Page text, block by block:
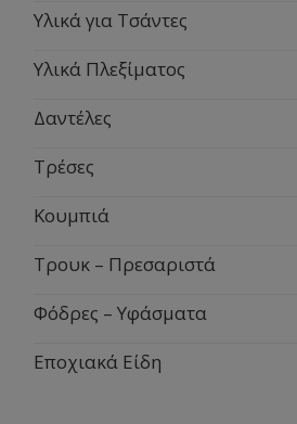
Υλικά για Τσάντες
Υλικά Πλεξίματος
Δαντέλες
Τρέσες
Κουμπιά
Τρουκ – Πρεσαριστά
Φόδρες – Υφάσματα
Εποχιακά Είδη